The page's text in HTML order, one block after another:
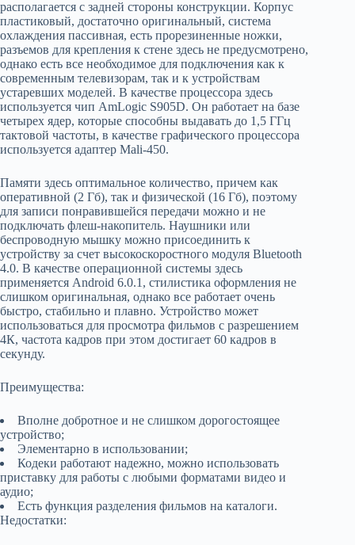
располагается с задней стороны конструкции. Корпус
пластиковый, достаточно оригинальный, система
охлаждения пассивная, есть прорезиненные ножки,
разъемов для крепления к стене здесь не предусмотрено,
однако есть все необходимое для подключения как к
современным телевизорам, так и к устройствам
устаревших моделей. В качестве процессора здесь
используется чип AmLogic S905D. Он работает на базе
четырех ядер, которые способны выдавать до 1,5 ГГц
тактовой частоты, в качестве графического процессора
используется адаптер Mali-450.
Памяти здесь оптимальное количество, причем как
оперативной (2 Гб), так и физической (16 Гб), поэтому
для записи понравившейся передачи можно и не
подключать флеш-накопитель. Наушники или
беспроводную мышку можно присоединить к
устройству за счет высокоскоростного модуля Bluetooth
4.0. В качестве операционной системы здесь
применяется Android 6.0.1, стилистика оформления не
слишком оригинальная, однако все работает очень
быстро, стабильно и плавно. Устройство может
использоваться для просмотра фильмов с разрешением
4К, частота кадров при этом достигает 60 кадров в
секунду.
Преимущества:
Вполне добротное и не слишком дорогостоящее
устройство;
Элементарно в использовании;
Кодеки работают надежно, можно использовать
приставку для работы с любыми форматами видео и
аудио;
Есть функция разделения фильмов на каталоги.
Недостатки: